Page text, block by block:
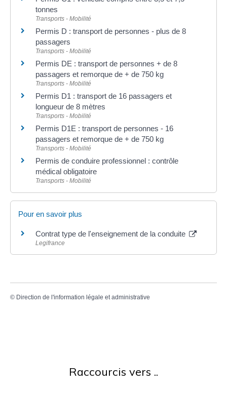
tonnes
Transports - Mobilité
Permis D : transport de personnes - plus de 8
passagers
Transports - Mobilité
Permis DE : transport de personnes + de 8
passagers et remorque de + de 750 kg
Transports - Mobilité
Permis D1 : transport de 16 passagers et
longueur de 8 mètres
Transports - Mobilité
Permis D1E : transport de personnes - 16
passagers et remorque de + de 750 kg
Transports - Mobilité
Permis de conduire professionnel : contrôle
médical obligatoire
Transports - Mobilité
Pour en savoir plus
Contrat type de l'enseignement de la conduite
Legifrance
© Direction de l'information légale et administrative
Raccourcis vers ..